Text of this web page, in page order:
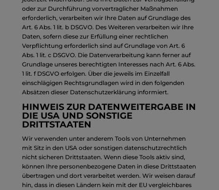
oder zur Durchführung vorvertraglicher Maßnahmen
erforderlich, verarbeiten wir Ihre Daten auf Grundlage des
Art. 6 Abs. 1 lit. b DSGVO. Des Weiteren verarbeiten wir Ihre
Daten, sofern diese zur Erfüllung einer rechtlichen
Verpflichtung erforderlich sind auf Grundlage von Art. 6
Abs. 1 lit. c DSGVO. Die Datenverarbeitung kann ferner auf
Grundlage unseres berechtigten Interesses nach Art. 6 Abs.
1 lit. f DSGVO erfolgen. Über die jeweils im Einzelfall
einschlägigen Rechtsgrundlagen wird in den folgenden
Absätzen dieser Datenschutzerklärung informiert.
HINWEIS ZUR DATENWEITERGABE IN
DIE USA UND SONSTIGE
DRITTSTAATEN
Wir verwenden unter anderem Tools von Unternehmen
mit Sitz in den USA oder sonstigen datenschutzrechtlich
nicht sicheren Drittstaaten. Wenn diese Tools aktiv sind,
können Ihre personenbezogene Daten in diese Drittstaaten
übertragen und dort verarbeitet werden. Wir weisen darauf
hin, dass in diesen Ländern kein mit der EU vergleichbares